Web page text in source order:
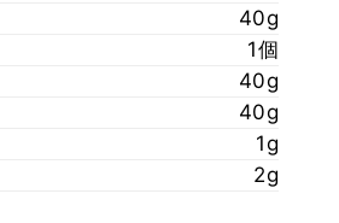
40g
1個
40g
40g
1g
2g